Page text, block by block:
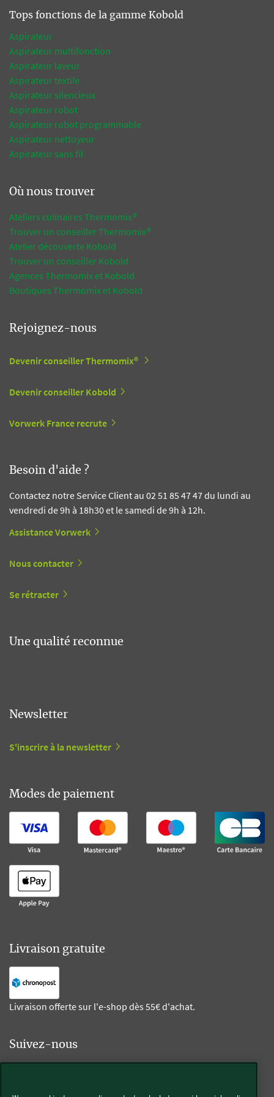
Tops fonctions de la gamme Kobold
Aspirateur
Aspirateur multifonction
Aspirateur laveur
Aspirateur textile
Aspirateur silencieux
Aspirateur robot
Aspirateur robot programmable
Aspirateur nettoyeur
Aspirateur sans fil
Où nous trouver
Ateliers culinaires Thermomix®
Trouver un conseiller Thermomix®
Atelier découverte Kobold
Trouver un conseiller Kobold
Agences Thermomix et Kobold
Boutiques Thermomix et Kobold
Rejoignez-nous
Devenir conseiller Thermomix®
Devenir conseiller Kobold
Vorwerk France recrute
Besoin d'aide ?
Contactez notre Service Client au 02 51 85 47 47 du lundi au
vendredi de 9h à 18h30 et le samedi de 9h à 12h.
Assistance Vorwerk
Nous contacter
Se rétracter
Une qualité reconnue
Newsletter
S'inscrire à la newsletter
Modes de paiement
Livraison gratuite
Livraison offerte sur l'e-shop dès 55€ d'achat.
Suivez-nous